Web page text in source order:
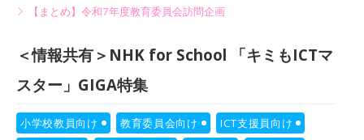
【まとめ】令和7年度教育委員会訪問企画
＜情報共有＞NHK for School 「キミもICTマ
スター」GIGA特集
小学校教員向け 教育委員会向け
ICT支援員向け